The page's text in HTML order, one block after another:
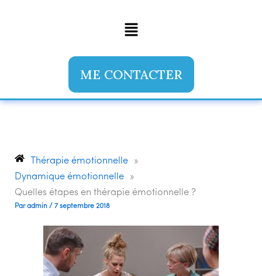
Menu
ME CONTACTER
Thérapie émotionnelle
»
Dynamique émotionnelle
»
Quelles étapes en thérapie émotionnelle ?
Paradmin/7 septembre 2018